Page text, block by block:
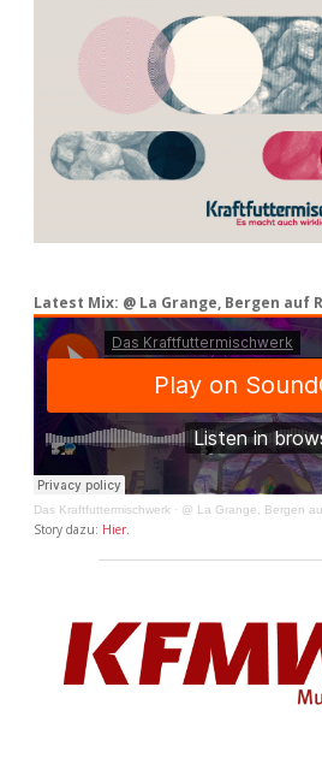
Latest Mix: @ La Grange, Bergen auf
Das Kraftfuttermischwerk · @ La Grange, Bergen
Story dazu: Hier